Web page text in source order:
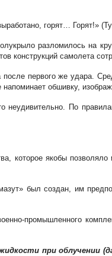
горят… Горят!»
разломилось
самолета
первого же удара.
обшивку,
По
которое якобы
был создан, им
промышленного
при облучении